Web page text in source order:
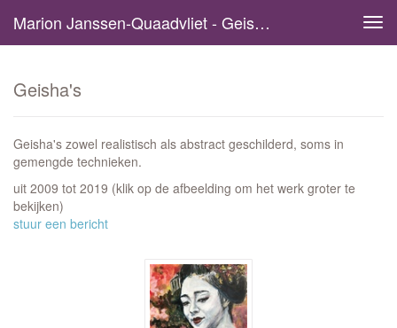
Marion Janssen-Quaadvliet - Geisha's
Geisha's
Geisha's zowel realistisch als abstract geschilderd, soms in
gemengde technieken.
uit 2009 tot 2019 (klik op de afbeelding om het werk groter te
bekijken)
stuur een bericht